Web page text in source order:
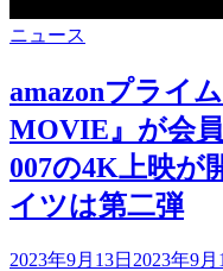
カ
ゴ
リ
ー
ニュース
amazonプライ
MOVIE』が会
007の4K上映が
イツは第二弾
投
2023年9月13日 2023年9月